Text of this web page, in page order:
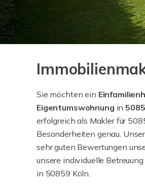
Sie möchten ein
Eigentumswohnung in
erfolgreich als Makler für
Besonderheiten genau.
sehr guten Bewertungen
unsere individuelle
in 50859 Köln.